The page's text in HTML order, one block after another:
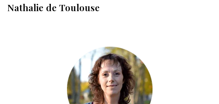
Nathalie de Toulouse